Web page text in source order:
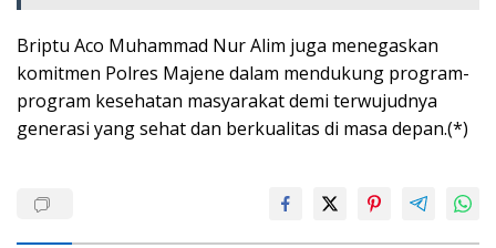
Briptu Aco Muhammad Nur Alim juga menegaskan
komitmen Polres Majene dalam mendukung program-
program kesehatan masyarakat demi terwujudnya
generasi yang sehat dan berkualitas di masa depan.(*)